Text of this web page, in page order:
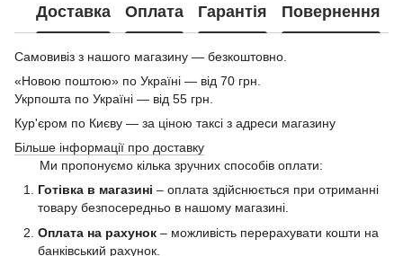
Доставка Оплата Гарантія Повернення
Самовивіз з нашого магазину — безкоштовно.
«Новою поштою» по Україні — від 70 грн.
Укрпошта по Україні — від 55 грн.
Кур'єром по Києву — за ціною таксі з адреси магазину
Більше інформації про доставку
Ми пропонуємо кілька зручних способів оплати:
Готівка в магазині – оплата здійснюється при отриманні
товару безпосередньо в нашому магазині.
Оплата на рахунок – можливість перерахувати кошти на
банківський рахунок.